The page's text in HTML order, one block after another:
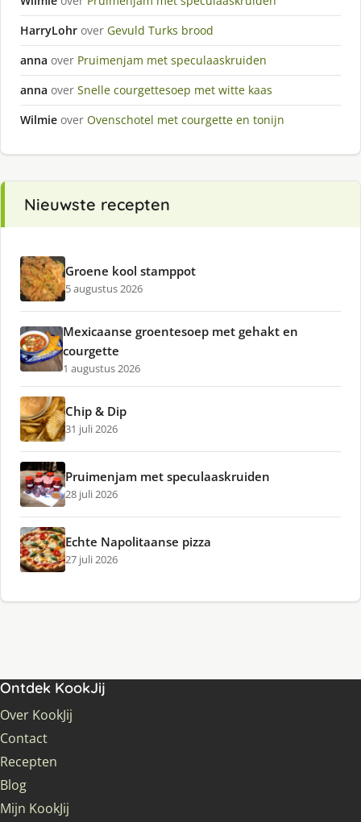
HarryLohr over Gevuld Turks brood
anna over Pruimenjam met speculaaskruiden
anna over Snelle courgettesoep met witte kaas
Wilmie over Ovenschotel met courgette en tonijn
Nieuwste recepten
Groene kool stamppot
5 augustus 2026
Mexicaanse groentesoep met gehakt en
courgette
1 augustus 2026
Chip & Dip
31 juli 2026
Pruimenjam met speculaaskruiden
28 juli 2026
Echte Napolitaanse pizza
27 juli 2026
Ontdek KookJij
Over KookJij
Contact
Recepten
Blog
Mijn KookJij